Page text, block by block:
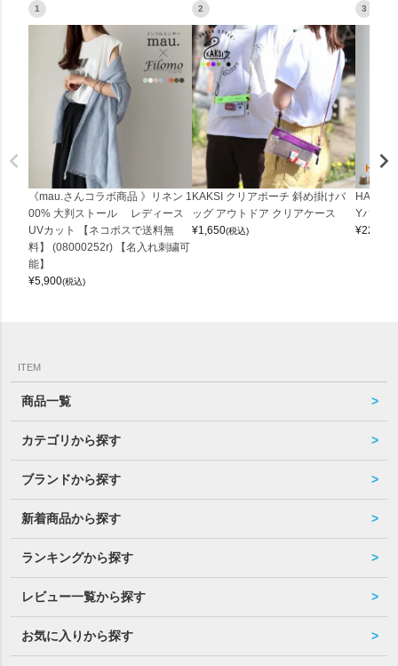
1
《mau.さんコラボ商品 》リネン 1
00% 大判ストール レディース
UVカット 【ネコポスで送料無
料】 (08000252r) 【名入れ刺繍可
能】
¥5,900(税込)
2
KAKSI クリアポーチ 斜め掛けバ
ッグ アウトドア クリアケース
¥1,650(税込)
3
Yバッグ
¥22,000
ITEM
商品一覧
カテゴリから探す
ブランドから探す
新着商品から探す
ランキングから探す
レビュー一覧から探す
お気に入りから探す